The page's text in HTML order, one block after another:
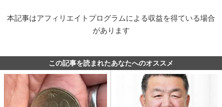
本記事はアフィリエイトプログラムによる収益を得ている場合
があります
この記事を読まれたあなたへのオススメ